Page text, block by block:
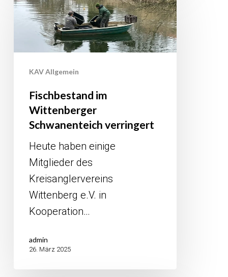
im
Wittenberger
Schwanenteich
verringert
KAV Allgemein
Fischbestand im
Wittenberger
Schwanenteich verringert
Heute haben einige
Mitglieder des
Kreisanglervereins
Wittenberg e.V. in
Kooperation…
admin
26. März 2025